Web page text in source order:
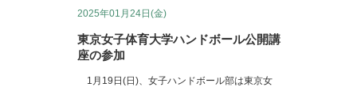
2025年01月24日(金)
東京女子体育大学ハンドボール公開講
座の参加
1月19日(日)、女子ハンドボール部は東京女